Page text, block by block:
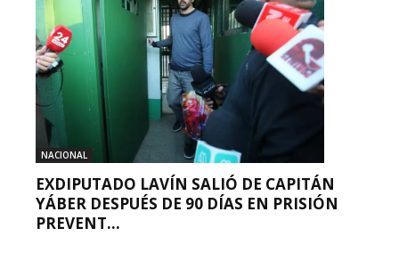
NACIONAL
EXDIPUTADO LAVÍN SALIÓ DE CAPITÁN
YÁBER DESPUÉS DE 90 DÍAS EN PRISIÓN
PREVENT...